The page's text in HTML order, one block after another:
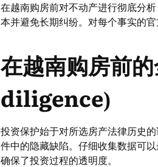
在越南购房前对不动产进行彻底分
本并避免长期纠纷。对每个事实的官
在越南购房前
diligence)
投资保护始于对所选房产法律历史
件中的隐藏缺陷。仔细收集数据可
确保了投资过程的透明度。